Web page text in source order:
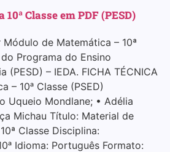
Classe em PDF (PESD)
Módulo de Matemática – 10ª
Programa do Ensino
(PESD) – IEDA. FICHA TÉCNICA
– 10ᵃ Classe (PSED)
Uqueio Mondlane; • Adélia
Michau Título: Material de
Classe Disciplina:
Idioma: Português Formato: